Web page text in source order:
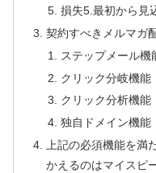
損失5.最初から見
契約すべきメルマガ
ステップメール機
クリック分岐機能
クリック分析機能
独自ドメイン機能
上記の必須機能を満
かえるのはマイスピ